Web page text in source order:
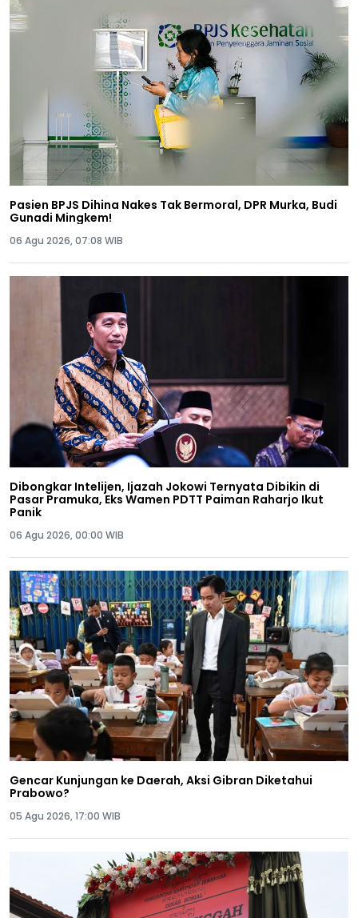
Pasien BPJS Dihina Nakes Tak Bermoral, DPR Murka, Budi
Gunadi Mingkem!
06 Agu 2026, 07:08 WIB
Dibongkar Intelijen, Ijazah Jokowi Ternyata Dibikin di
Pasar Pramuka, Eks Wamen PDTT Paiman Raharjo Ikut
Panik
06 Agu 2026, 00:00 WIB
Gencar Kunjungan ke Daerah, Aksi Gibran Diketahui
Prabowo?
05 Agu 2026, 17:00 WIB